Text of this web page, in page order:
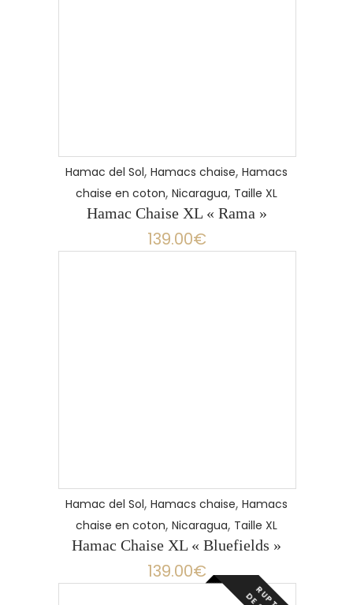
Hamac del Sol, Hamacs chaise, Hamacs
chaise en coton, Nicaragua, Taille XL
Hamac Chaise XL « Rama »
139.00€
Hamac del Sol, Hamacs chaise, Hamacs
chaise en coton, Nicaragua, Taille XL
Hamac Chaise XL « Bluefields »
139.00€